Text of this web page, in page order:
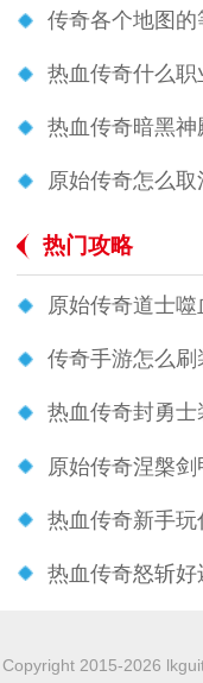
传奇各个地图的
热血传奇什么职
热血传奇暗黑
原始传奇怎么取
热门攻略
原始传奇道士
传奇手游怎么刷
热血传奇封勇士
原始传奇涅槃
热血传奇新手
热血传奇怒斩
Copyright 2015-2026